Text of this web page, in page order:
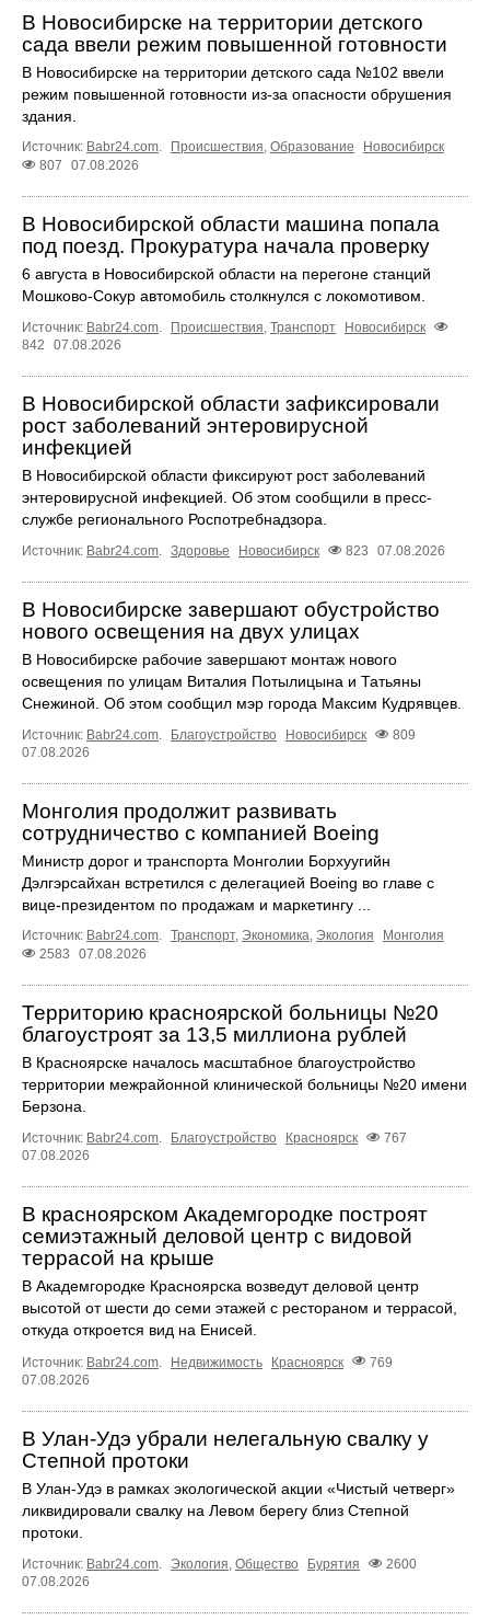
В Новосибирске на территории детского
сада ввели режим повышенной готовности
В Новосибирске на территории детского сада №102 ввели
режим повышенной готовности из-за опасности обрушения
здания.
Источник: Babr24.com. Происшествия, Образование
Новосибирск
807
07.08.2026
В Новосибирской области машина попала
под поезд. Прокуратура начала проверку
6 августа в Новосибирской области на перегоне станций
Мошково-Сокур автомобиль столкнулся с локомотивом.
Источник: Babr24.com. Происшествия, Транспорт
Новосибирск
842
07.08.2026
В Новосибирской области зафиксировали
рост заболеваний энтеровирусной
инфекцией
В Новосибирской области фиксируют рост заболеваний
энтеровирусной инфекцией. Об этом сообщили в пресс-
службе регионального Роспотребнадзора.
Источник: Babr24.com. Здоровье Новосибирск 823 07.08.2026
В Новосибирске завершают обустройство
нового освещения на двух улицах
В Новосибирске рабочие завершают монтаж нового
освещения по улицам Виталия Потылицына и Татьяны
Снежиной. Об этом сообщил мэр города Максим Кудрявцев.
Источник: Babr24.com. Благоустройство Новосибирск
809
07.08.2026
Монголия продолжит развивать
сотрудничество с компанией Boeing
Министр дорог и транспорта Монголии Борхуугийн
Дэлгэрсайхан встретился с делегацией Boeing во главе с
вице-президентом по продажам и маркетингу ...
Источник: Babr24.com. Транспорт, Экономика, Экология
Монголия
2583
07.08.2026
Территорию красноярской больницы №20
благоустроят за 13,5 миллиона рублей
В Красноярске началось масштабное благоустройство
территории межрайонной клинической больницы №20 имени
Берзона.
Источник: Babr24.com. Благоустройство Красноярск
767
07.08.2026
В красноярском Академгородке построят
семиэтажный деловой центр с видовой
террасой на крыше
В Академгородке Красноярска возведут деловой центр
высотой от шести до семи этажей с рестораном и террасой,
откуда откроется вид на Енисей.
Источник: Babr24.com Недвижимость Красноярск
769
07.08.2026
В Улан-Удэ убрали нелегальную свалку у
Степной протоки
В Улан-Удэ в рамках экологической акции «Чистый четверг»
ликвидировали свалку на Левом берегу близ Степной
протоки.
Источник: Babr24.com Экология Общество Бурятия
2600
07.08.2026